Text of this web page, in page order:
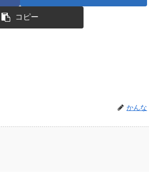
コピー
かんな